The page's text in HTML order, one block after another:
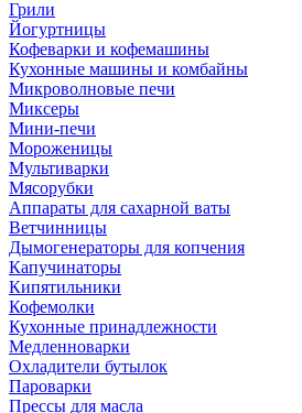
Грили
Йогуртницы
Кофеварки и кофемашины
Кухонные машины и комбайны
Микроволновые печи
Миксеры
Мини-печи
Мороженицы
Мультиварки
Мясорубки
Аппараты для сахарной ваты
Ветчинницы
Дымогенераторы для копчения
Капучинаторы
Кипятильники
Кофемолки
Кухонные принадлежности
Медленноварки
Охладители бутылок
Пароварки
Прессы для масла